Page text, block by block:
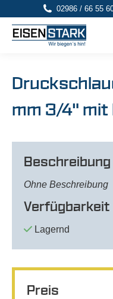
02986 / 66 55
mm 3/4" mit
Beschreibung
Ohne Beschreibung
Verfügbarkeit
Lagernd
Preis